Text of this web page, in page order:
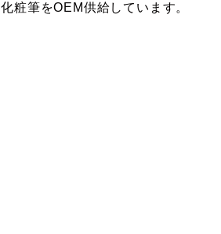
粧筆をOEM供給しています。